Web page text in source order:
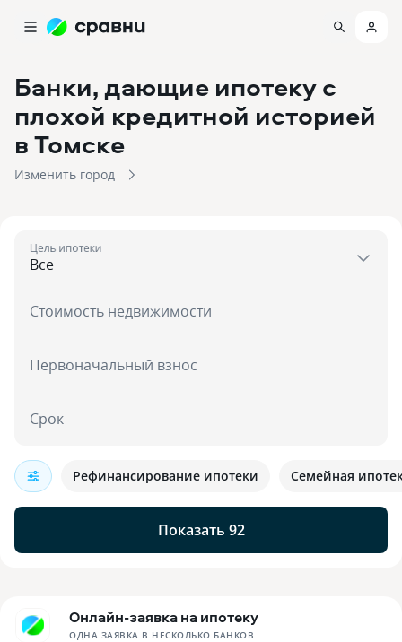
Банки, дающие ипотеку с
плохой кредитной историей
в Томске
Изменить город
Цель ипотеки
Стоимость недвижимости
Первоначальный взнос
Срок
Показать 92
Рефинансирование ипотеки Семейная
Онлайн-заявка на ипотеку
ОДНА ЗАЯВКА В НЕСКОЛЬКО БАНКОВ